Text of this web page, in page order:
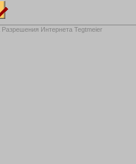
Разрешения Интернета Tegtmeier